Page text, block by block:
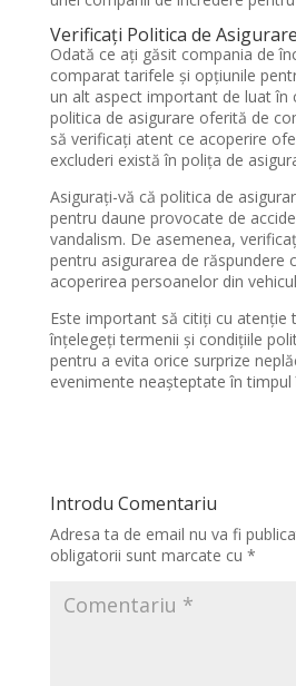
Verificați Politica de Asigurare
Odată ce ați găsit compania de
comparat tarifele și opțiunile
un alt aspect important de luat în
politica de asigurare oferită de
să verificați atent ce acoperire
excluderi există în polița de
Asigurați-vă că politica de
pentru daune provocate de
vandalism. De asemenea,
pentru asigurarea de răspundere
acoperirea persoanelor din
Este important să citiți cu atenție
înțelegeți termenii și condițiile
pentru a evita orice surprize
evenimente neașteptate în timpul
Introdu Comentariu
Adresa ta de email nu va fi
obligatorii sunt marcate cu *